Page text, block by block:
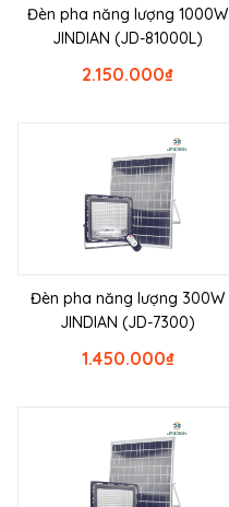
Đèn pha năng lượng 1000W
JINDIAN (JD-81000L)
₫
2.150.000
Đèn pha năng lượng 300W
JINDIAN (JD-7300)
₫
1.450.000